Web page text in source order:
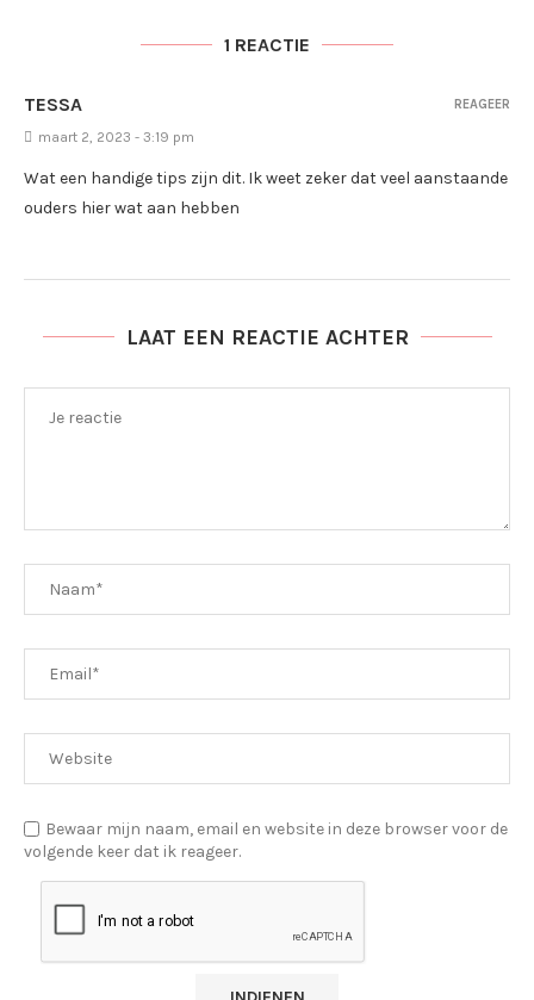
1 REACTIE
TESSA
maart 2, 2023 - 3:19 pm
Wat een handige tips zijn dit. Ik weet zeker dat veel aanstaande
ouders hier wat aan hebben
REAGEER
LAAT EEN REACTIE ACHTER
Bewaar mijn naam, email en website in deze browser voor de
volgende keer dat ik reageer.